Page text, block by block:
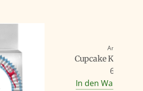
Ann Clark
Cupcake
6,50 €
In den